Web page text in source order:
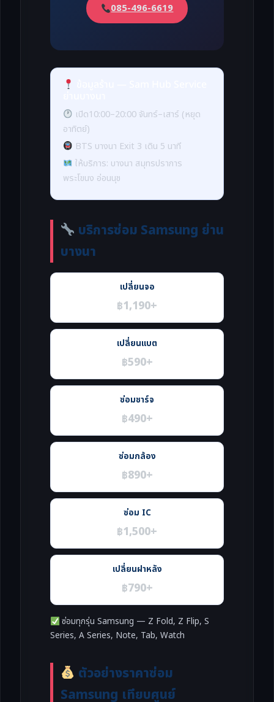
085-496-6619
เปิด10:00–20:00 จันทร์–เสาร์ (หยุด
อาทิตย์)
BTS บางนา Exit 3 เดิน 5 นาที
ให้บริการ: บางนา สมุทรปราการ
พระโขนง อ่อนนุช
บริการซ่อม Samsung ย่าน
บางนา
เปลี่ยนจอ
฿1,190+
เปลี่ยนแบต
฿590+
ซ่อมชาร์จ
฿490+
ซ่อมกล้อง
฿890+
ซ่อม IC
฿1,500+
เปลี่ยนฝาหลัง
฿790+
ซ่อมทุกรุ่น Samsung — Z Fold, Z Flip, S
Series, A Series, Note, Tab, Watch
ตัวอย่างราคาซ่อม
Samsung เทียบศูนย์